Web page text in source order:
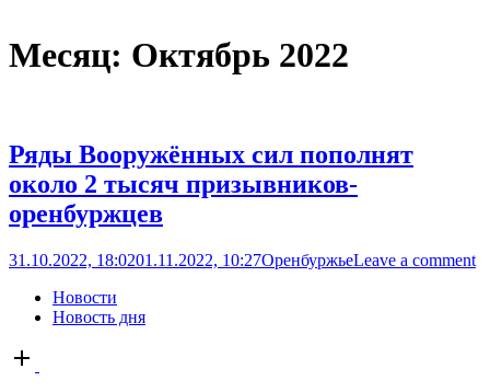
Месяц: Октябрь 2022
Ряды Вооружённых сил пополнят
около 2 тысяч призывников-
оренбуржцев
31.10.2022, 18:0201.11.2022, 10:27ОренбуржьеLeave a comment
Новости
Новость дня
Open
post